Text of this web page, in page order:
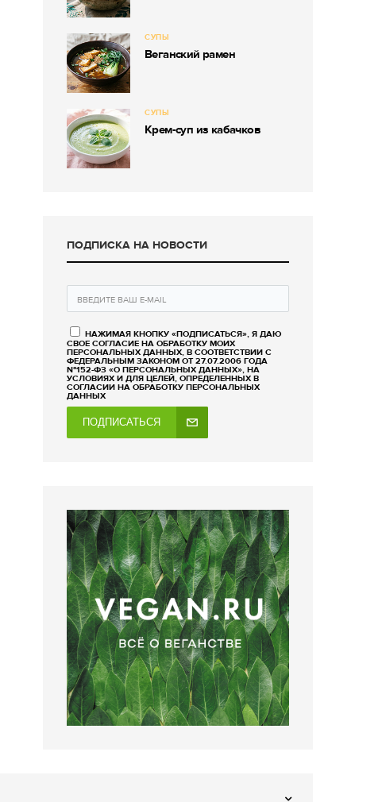
СУПЫ
Веганский рамен
СУПЫ
Крем-суп из кабачков
ПОДПИСКА НА НОВОСТИ
НАЖИМАЯ КНОПКУ «ПОДПИСАТЬСЯ», Я ДАЮ
СВОЕ СОГЛАСИЕ НА ОБРАБОТКУ МОИХ
ПЕРСОНАЛЬНЫХ ДАННЫХ, В СООТВЕТСТВИИ С
ФЕДЕРАЛЬНЫМ ЗАКОНОМ ОТ 27.07.2006 ГОДА
№152-ФЗ «О ПЕРСОНАЛЬНЫХ ДАННЫХ», НА
УСЛОВИЯХ И ДЛЯ ЦЕЛЕЙ, ОПРЕДЕЛЕННЫХ В
СОГЛАСИИ НА ОБРАБОТКУ ПЕРСОНАЛЬНЫХ
ДАННЫХ
ПОДПИСАТЬСЯ